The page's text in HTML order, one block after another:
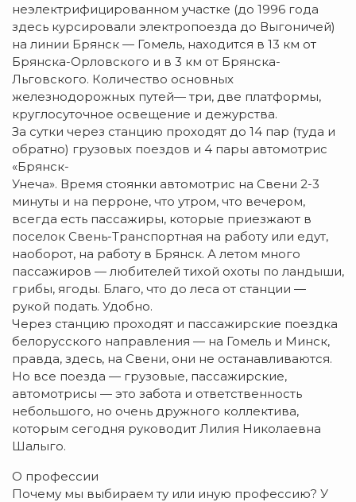
неэлектрифицированном участке (до 1996 года
здесь курсировали электропоезда до Выгоничей)
на линии Брянск — Гомель, находится в 13 км от
Брянска-Орловского и в 3 км от Брянска-
Льговского. Количество основных
железнодорожных путей— три, две платформы,
круглосуточное освещение и дежурства.
За сутки через станцию проходят до 14 пар (туда и
обратно) грузовых поездов и 4 пары автомотрис
«Брянск-
Унеча». Время стоянки автомотрис на Свени 2-3
минуты и на перроне, что утром, что вечером,
всегда есть пассажиры, которые приезжают в
поселок Свень-Транспортная на работу или едут,
наоборот, на работу в Брянск. А летом много
пассажиров — любителей тихой охоты по ландыши,
грибы, ягоды. Благо, что до леса от станции —
рукой подать. Удобно.
Через станцию проходят и пассажирские поездка
белорусского направления — на Гомель и Минск,
правда, здесь, на Свени, они не останавливаются.
Но все поезда — грузовые, пассажирские,
автомотрисы — это забота и ответственность
небольшого, но очень дружного коллектива,
которым сегодня руководит Лилия Николаевна
Шалыго.
О профессии
Почему мы выбираем ту или иную профессию? У